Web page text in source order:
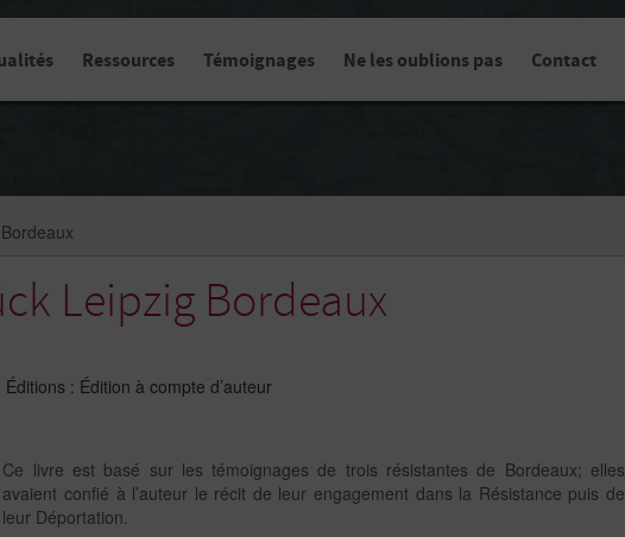
Ressources Témoignages Ne les oublions pas Contact
Leipzig Bordeaux
Éditions : Édition à compte d’auteur
Ce livre est basé sur les témoignages de trois résistantes de Bordeaux; elles
avaient confié à l’auteur le récit de leur engagement dans la Résistance puis de
leur Déportation.